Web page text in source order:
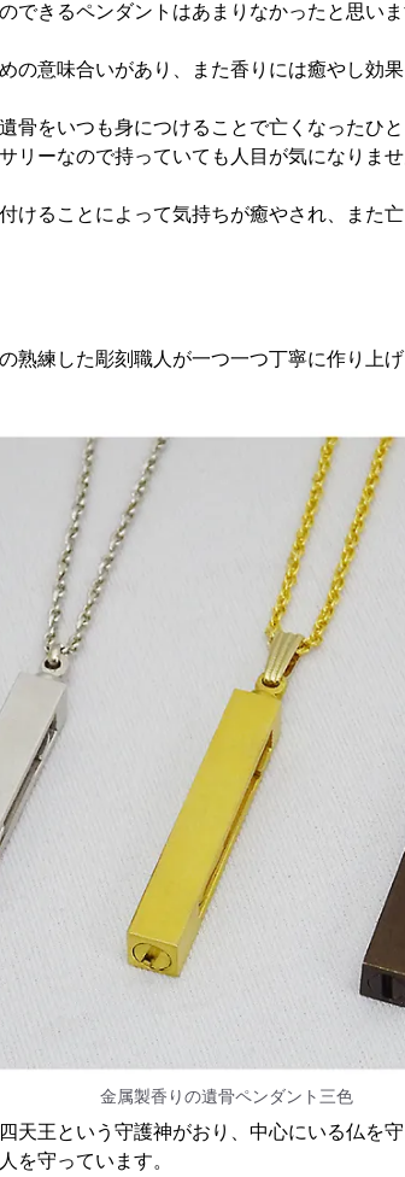
できるペンダントはあまりなかったと思いま
の意味合いがあり、また香りには癒やし効果
骨をいつも身につけることで亡くなったひ
リーなので持っていても人目が気になりませ
けることによって気持ちが癒やされ、また
熟練した彫刻職人が一つ一つ丁寧に作り上げ
金属製香りの遺骨ペンダント三色
天王という守護神がおり、中心にいる仏を
を守っています。